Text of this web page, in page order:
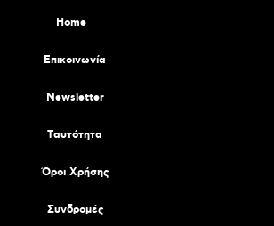
Home
Επικοινωνία
Newsletter
Tαυτότητα
Όροι Χρήσης
Συνδρομές